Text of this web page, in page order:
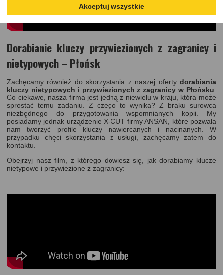
Dorabianie kluczy przywiezionych z zagranicy i
nietypowych – Płońsk
Zachęcamy również do skorzystania z naszej oferty dorabiania
kluczy nietypowych i przywiezionych z zagranicy w Płońsku
Co ciekawe, nasza firma jest jedną z niewielu w kraju, która może
sprostać temu zadaniu. Z czego to wynika? Z braku surowca
niezbędnego do przygotowania wspomnianych kopii. My
posiadamy jednak urządzenie X-CUT firmy ANSAN, które pozwala
nam tworzyć profile kluczy nawiercanych i nacinanych. W
przypadku chęci skorzystania z usługi, zachęcamy zatem do
kontaktu.
Obejrzyj nasz film, z którego dowiesz się, jak dorabiamy klucze
nietypowe i przywiezione z zagranicy:
Akceptuj wszystkie